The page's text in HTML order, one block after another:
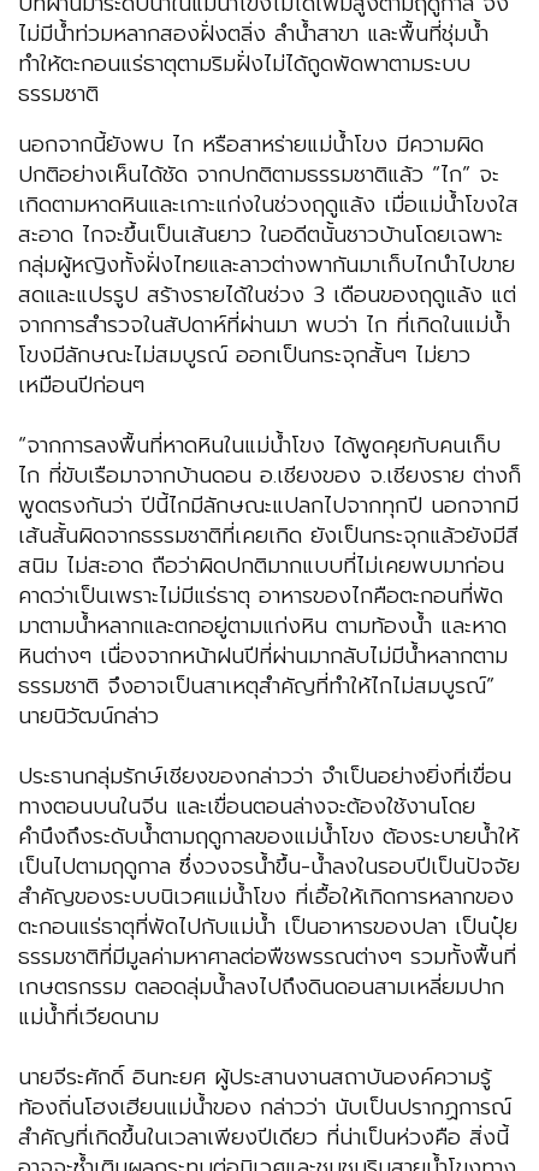
ไม่มีน้ำท่วมหลากสองฝั่งตลิ่ง ลำน้ำสาขา และพื้นที่ชุ่มน้ำ
ทำให้ตะกอนแร่ธาตุตามริมฝั่งไม่ได้ถูดพัดพาตามระบบ
ธรรมชาติ
นอกจากนี้ยังพบ ไก หรือสาหร่ายแม่น้ำโขง มีความผิด
ปกติอย่างเห็นได้ชัด จากปกติตามธรรมชาติแล้ว “ไก” จะ
เกิดตามหาดหินและเกาะแก่งในช่วงฤดูแล้ง เมื่อแม่น้ำโขงใส
สะอาด ไกจะขึ้นเป็นเส้นยาว ในอดีตนั้นชาวบ้านโดยเฉพาะ
กลุ่มผู้หญิงทั้งฝั่งไทยและลาวต่างพากันมาเก็บไกนำไปขาย
สดและแปรรูป สร้างรายได้ในช่วง 3 เดือนของฤดูแล้ง แต่
จากการสำรวจในสัปดาห์ที่ผ่านมา พบว่า ไก ที่เกิดในแม่น้ำ
โขงมีลักษณะไม่สมบูรณ์ ออกเป็นกระจุกสั้นๆ ไม่ยาว
เหมือนปีก่อนๆ
“จากการลงพื้นที่หาดหินในแม่น้ำโขง ได้พูดคุยกับคนเก็บ
ไก ที่ขับเรือมาจากบ้านดอน อ.เชียงของ จ.เชียงราย ต่างก็
พูดตรงกันว่า ปีนี้ไกมีลักษณะแปลกไปจากทุกปี นอกจากมี
เส้นสั้นผิดจากธรรมชาติที่เคยเกิด ยังเป็นกระจุกแล้วยังมีสี
สนิม ไม่สะอาด ถือว่าผิดปกติมากแบบที่ไม่เคยพบมาก่อน
คาดว่าเป็นเพราะไม่มีแร่ธาตุ อาหารของไกคือตะกอนที่พัด
มาตามน้ำหลากและตกอยู่ตามแก่งหิน ตามท้องน้ำ และหาด
หินต่างๆ เนื่องจากหน้าฝนปีที่ผ่านมากลับไม่มีน้ำหลากตาม
ธรรมชาติ จึงอาจเป็นสาเหตุสำคัญที่ทำให้ไกไม่สมบูรณ์”
นายนิวัฒน์กล่าว
ประธานกลุ่มรักษ์เชียงของกล่าวว่า จำเป็นอย่างยิ่งที่เขื่อน
ทางตอนบนในจีน และเขื่อนตอนล่างจะต้องใช้งานโดย
คำนึงถึงระดับน้ำตามฤดูกาลของแม่น้ำโขง ต้องระบายน้ำให้
เป็นไปตามฤดูกาล ซึ่งวงจรน้ำขึ้น-น้ำลงในรอบปีเป็นปัจจัย
สำคัญของระบบนิเวศแม่น้ำโขง ที่เอื้อให้เกิดการหลากของ
ตะกอนแร่ธาตุที่พัดไปกับแม่น้ำ เป็นอาหารของปลา เป็นปุ๋ย
ธรรมชาติที่มีมูลค่ามหาศาลต่อพืชพรรณต่างๆ รวมทั้งพื้นที่
เกษตรกรรม ตลอดลุ่มน้ำลงไปถึงดินดอนสามเหลี่ยมปาก
แม่น้ำที่เวียดนาม
นายจีระศักดิ์ อินทะยศ ผู้ประสานงานสถาบันองค์ความรู้
ท้องถิ่นโฮงเฮียนแม่น้ำของ กล่าวว่า นับเป็นปรากฏการณ์
สำคัญที่เกิดขึ้นในเวลาเพียงปีเดียว ที่น่าเป็นห่วงคือ สิ่งนี้